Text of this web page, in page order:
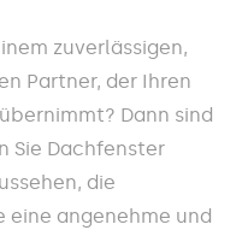
zuverlässigen,
Partner, der Ihren
Dann sind
Sie Dachfenster
die
eine angenehme und